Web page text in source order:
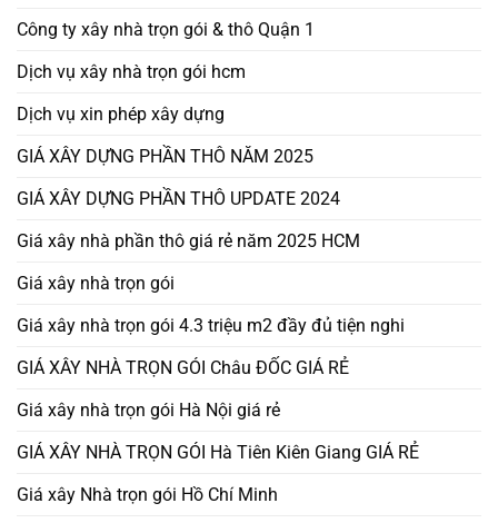
Công ty xây nhà trọn gói & thô Quận 1
Dịch vụ xây nhà trọn gói hcm
Dịch vụ xin phép xây dựng
GIÁ XÂY DỰNG PHẦN THÔ NĂM 2025
GIÁ XÂY DỰNG PHẦN THÔ UPDATE 2024
Giá xây nhà phần thô giá rẻ năm 2025 HCM
Giá xây nhà trọn gói
Giá xây nhà trọn gói 4.3 triệu m2 đầy đủ tiện nghi
GIÁ XÂY NHÀ TRỌN GÓI Châu ĐỐC GIÁ RẺ
Giá xây nhà trọn gói Hà Nội giá rẻ
GIÁ XÂY NHÀ TRỌN GÓI Hà Tiên Kiên Giang GIÁ RẺ
Giá xây Nhà trọn gói Hồ Chí Minh